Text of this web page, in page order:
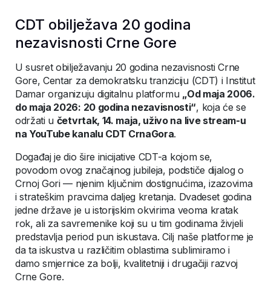
CDT obilježava 20 godina
nezavisnosti Crne Gore
U susret obilježavanju 20 godina nezavisnosti Crne
Gore, Centar za demokratsku tranziciju (CDT) i Institut
Damar organizuju digitalnu platformu „Od maja 2006.
do maja 2026: 20 godina nezavisnosti“, koja će se
održati u četvrtak, 14. maja, uživo na live stream-u
na YouTube kanalu CDT CrnaGora.
Događaj je dio šire inicijative CDT-a kojom se,
povodom ovog značajnog jubileja, podstiče dijalog o
Crnoj Gori — njenim ključnim dostignućima, izazovima
i strateškim pravcima daljeg kretanja. Dvadeset godina
jedne države je u istorijskim okvirima veoma kratak
rok, ali za savremenike koji su u tim godinama živjeli
predstavlja period pun iskustava. Cilj naše platforme je
da ta iskustva u različitim oblastima sublimiramo i
damo smjernice za bolji, kvalitetniji i drugačiji razvoj
Crne Gore.